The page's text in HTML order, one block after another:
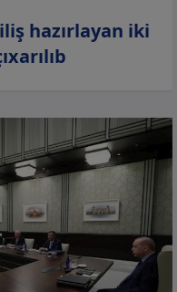
hazırlayan iki